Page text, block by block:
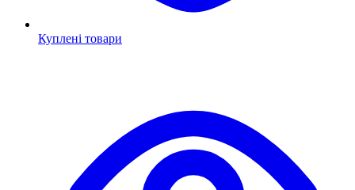
Куплені товари